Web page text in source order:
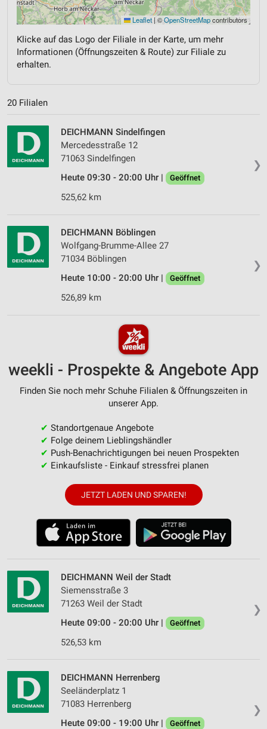
Leaflet| ©OpenStreetMapcontributors
Klicke auf das Logo der Filiale in der Karte, um mehr
Informationen (Öffnungszeiten & Route) zur Filiale zu
erhalten.
20 Filialen
❯
DEICHMANN Sindelfingen
Mercedesstraße 12
71063 Sindelfingen
Heute 09:30 - 20:00 Uhr |
Geöffnet
525,62 km
❯
DEICHMANN Böblingen
Wolfgang-Brumme-Allee 27
71034 Böblingen
Heute 10:00 - 20:00 Uhr |
Geöffnet
526,89 km
weekli - Prospekte & Angebote App
Finden Sie noch mehr Schuhe Filialen & Öffnungszeiten in
unserer App.
✔ Standortgenaue Angebote
✔ Folge deinem Lieblingshändler
✔ Push-Benachrichtigungen bei neuen Prospekten
✔ Einkaufsliste - Einkauf stressfrei planen
JETZT LADEN UND SPAREN!
❯
DEICHMANN Weil der Stadt
Siemensstraße 3
71263 Weil der Stadt
Heute 09:00 - 20:00 Uhr |
Geöffnet
526,53 km
❯
DEICHMANN Herrenberg
Seeländerplatz 1
71083 Herrenberg
Heute 09:00 - 19:00 Uhr |
Geöffnet